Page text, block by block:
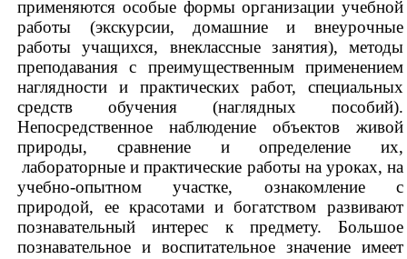
применяются особые формы организации учебной
работы (экскурсии, домашние и внеурочные
работы учащихся, внеклассные занятия), методы
преподавания с преимущественным применением
наглядности и практических работ, специальных
средств обучения (наглядных пособий).
Непосредственное наблюдение объектов живой
природы, сравнение и определение их,
лабораторные и практические работы на уроках, на
учебно-опытном участке, ознакомление с
природой, ее красотами и богатством развивают
познавательный интерес к предмету. Большое
познавательное и воспитательное значение имеет